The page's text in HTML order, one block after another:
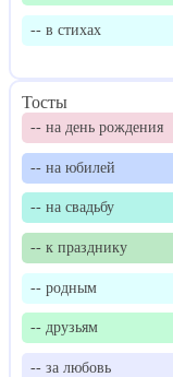
-- в стихах
Тосты
-- на день рождения
-- на юбилей
-- на свадьбу
-- к празднику
-- родным
-- друзьям
-- за любовь